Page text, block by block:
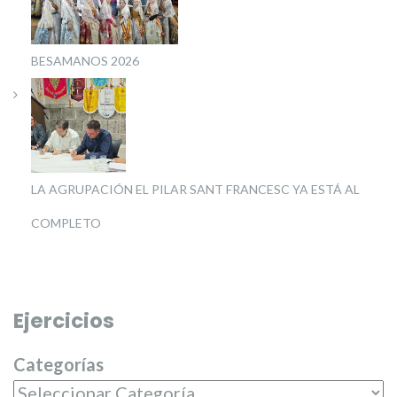
BESAMANOS 2026
LA AGRUPACIÓN EL PILAR SANT FRANCESC YA ESTÁ AL
COMPLETO
Ejercicios
Categorías